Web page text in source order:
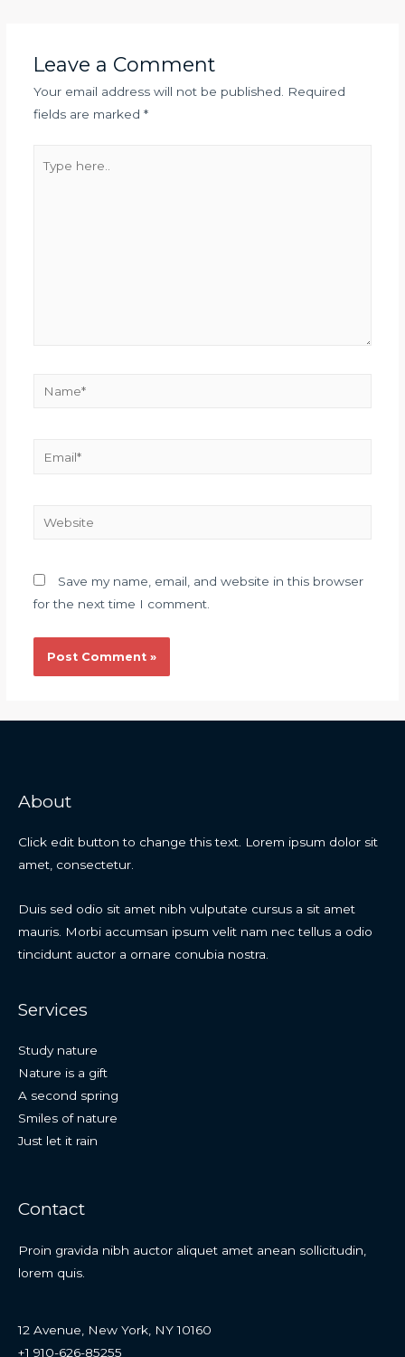
Leave a Comment
Your email address will not be published. Required
fields are marked *
Save my name, email, and website in this browser
for the next time I comment.
About
Click edit button to change this text. Lorem ipsum dolor sit
amet, consectetur.
Duis sed odio sit amet nibh vulputate cursus a sit amet
mauris. Morbi accumsan ipsum velit nam nec tellus a odio
tincidunt auctor a ornare conubia nostra.
Services
Study nature
Nature is a gift
A second spring
Smiles of nature
Just let it rain
Contact
Proin gravida nibh auctor aliquet amet anean sollicitudin,
lorem quis.
12 Avenue, New York, NY 10160
+1 910-626-85255